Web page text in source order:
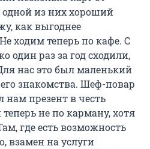
из них хороший
как выгоднее
ходим теперь по кафе. С
один раз за год сходили,
нас это был маленький
знакомства. Шеф-повар
нам презент в честь
не по карману, хотя
где есть возможность
взамен на услуги